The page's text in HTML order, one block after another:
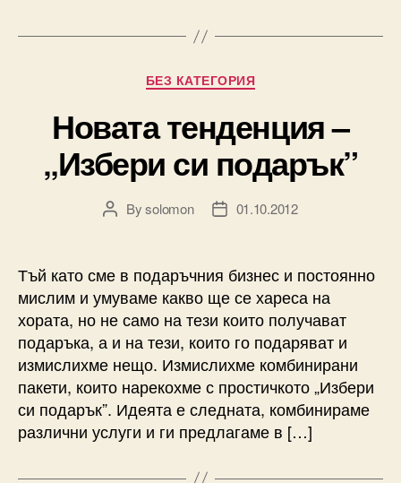
Categories
БЕЗ КАТЕГОРИЯ
Новата тенденция –
„Избери си подарък”
PostBysolomon
Post01.10.2012
Тъй като сме в подаръчния бизнес и постоянно
мислим и умуваме какво ще се хареса на
хората, но не само на тези които получават
подаръка, а и на тези, които го подаряват и
измислихме нещо. Измислихме комбинирани
пакети, които нарекохме с простичкото „Избери
си подарък”. Идеята е следната, комбинираме
различни услуги и ги предлагаме в […]